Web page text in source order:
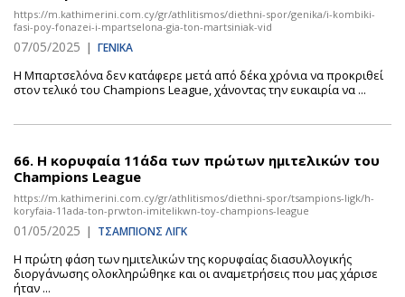
https://m.kathimerini.com.cy/gr/athlitismos/diethni-spor/genika/i-kombiki-
fasi-poy-fonazei-i-mpartselona-gia-ton-martsiniak-vid
07/05/2025 | ΓΕΝΙΚΑ
Η Μπαρτσελόνα δεν κατάφερε μετά από δέκα χρόνια να προκριθεί
στον τελικό του Champions League, χάνοντας την ευκαιρία να ...
66. H κορυφαία 11άδα των πρώτων ημιτελικών του
Champions League
https://m.kathimerini.com.cy/gr/athlitismos/diethni-spor/tsampions-ligk/h-
koryfaia-11ada-ton-prwton-imitelikwn-toy-champions-league
01/05/2025 | ΤΣΑΜΠΙΟΝΣ ΛΙΓΚ
Η πρώτη φάση των ημιτελικών της κορυφαίας διασυλλογικής
διοργάνωσης ολοκληρώθηκε και οι αναμετρήσεις που μας χάρισε
ήταν ...